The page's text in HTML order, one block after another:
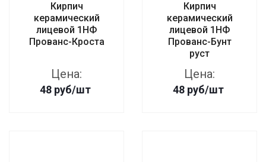
Кирпич
керамический
лицевой 1НФ
Прованс-Кроста
Цена:
48 руб/шт
Кирпич
керамический
лицевой 1НФ
Прованс-Бунт
руст
Цена:
48 руб/шт